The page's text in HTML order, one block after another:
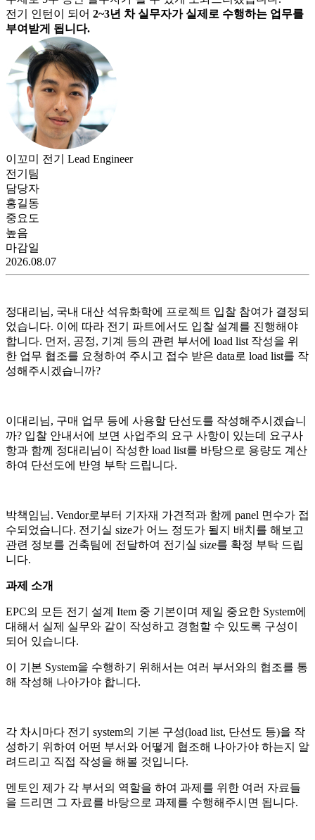
전기
인턴이 되어 2~3년 차 실무자가 실제로 수행하는 업무를
부여받게 됩니다.
이꼬미 전기 Lead Engineer
전기 팀
담당자
홍길동
중요도
높음
마감일
2026.08.07
정대리님, 국내 대산 석유화학에 프로젝트 입찰 참여가 결정되
었습니다. 이에 따라 전기 파트에서도 입찰 설계를 진행해야
합니다. 먼저, 공정, 기계 등의 관련 부서에 load list 작성을 위
한 업무 협조를 요청하여 주시고 접수 받은 data로 load list를 작
성해주시겠습니까?
이대리님, 구매 업무 등에 사용할 단선도를 작성해주시겠습니
까? 입찰 안내서에 보면 사업주의 요구 사항이 있는데 요구사
항과 함께 정대리님이 작성한 load list를 바탕으로 용량도 계산
하여 단선도에 반영 부탁 드립니다.
박책임님. Vendor로부터 기자재 가견적과 함께 panel 면수가 접
수되었습니다. 전기실 size가 어느 정도가 될지 배치를 해보고
관련 정보를 건축팀에 전달하여 전기실 size를 확정 부탁 드립
니다.
과제 소개
EPC의 모든 전기 설계 Item 중 기본이며 제일 중요한 System에
대해서 실제 실무와 같이 작성하고 경험할 수 있도록 구성이
되어 있습니다.
이 기본 System을 수행하기 위해서는 여러 부서와의 협조를 통
해 작성해 나아가야 합니다.
각 차시마다 전기 system의 기본 구성(load list, 단선도 등)을 작
성하기 위하여 어떤 부서와 어떻게 협조해 나아가야 하는지 알
려드리고 직접 작성을 해볼 것입니다.
멘토인 제가 각 부서의 역할을 하여 과제를 위한 여러 자료들
을 드리면 그 자료를 바탕으로 과제를 수행해주시면 됩니다.